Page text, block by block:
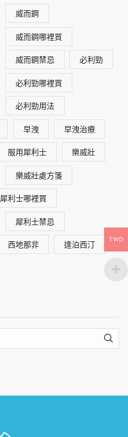
威而鋼
威而鋼哪裡買
威而鋼禁忌 必利勁
必利勁哪裡買
必利勁用法
早洩 早洩治療
服用犀利士 樂威壯
樂威壯處方箋
犀利士哪裡買
犀利士禁忌
西地那非 達泊西汀
TWD